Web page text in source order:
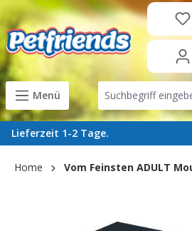
content
Menü
Lieferzeit 1-2 Tage.
Home Vom Feinsten ADULT